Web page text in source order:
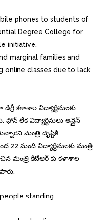
phones to students of
Degree College for
initiative.
marginal families and
online classes due to lack
కళాశాల విద్యార్థినులకు
ఫోన్ లేక విద్యార్ధినులు ఆన్లైన్
మంత్రి దృష్టికి
22 మంది విద్యార్థినులకు మంత్రి
మంత్రి కేటీఆర్ కు కళాశాల